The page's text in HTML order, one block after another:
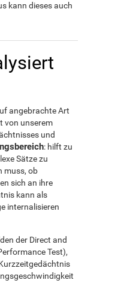
kann dieses auch
angebrachte Art
von unserem
und
: hilft zu
Sätze zu
muss, ob
sich an ihre
kann als
internalisieren
der Direct and
Test),